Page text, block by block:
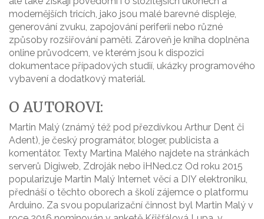
modernějších tricích, jako jsou malé barevné displeje,
generování zvuku, zapojování periferií nebo různé
způsoby rozšiřování paměti. Zároveň je kniha doplněna
online průvodcem, ve kterém jsou k dispozici
dokumentace případových studií, ukázky programového
vybavení a dodatkový materiál.
O AUTOROVI:
Martin Malý (známý též pod přezdívkou Arthur Dent či
Adent), je český programátor, bloger, publicista a
komentátor. Texty Martina Malého najdete na stránkách
serverů Digiweb, Zdroják nebo iHNed.cz Od roku 2015
popularizuje Martin Malý Internet věcí a DIY elektroniku,
přednáší o těchto oborech a školí zájemce o platformu
Arduino. Za svou popularizační činnost byl Martin Malý v